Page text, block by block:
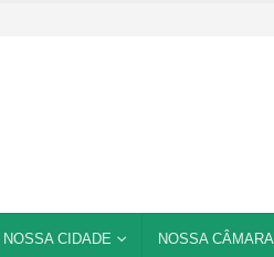
NOSSA CIDADE NOSSA CÂMARA